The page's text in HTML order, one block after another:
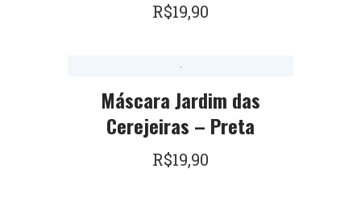
R$19,90
Máscara Jardim das
Cerejeiras – Preta
R$19,90